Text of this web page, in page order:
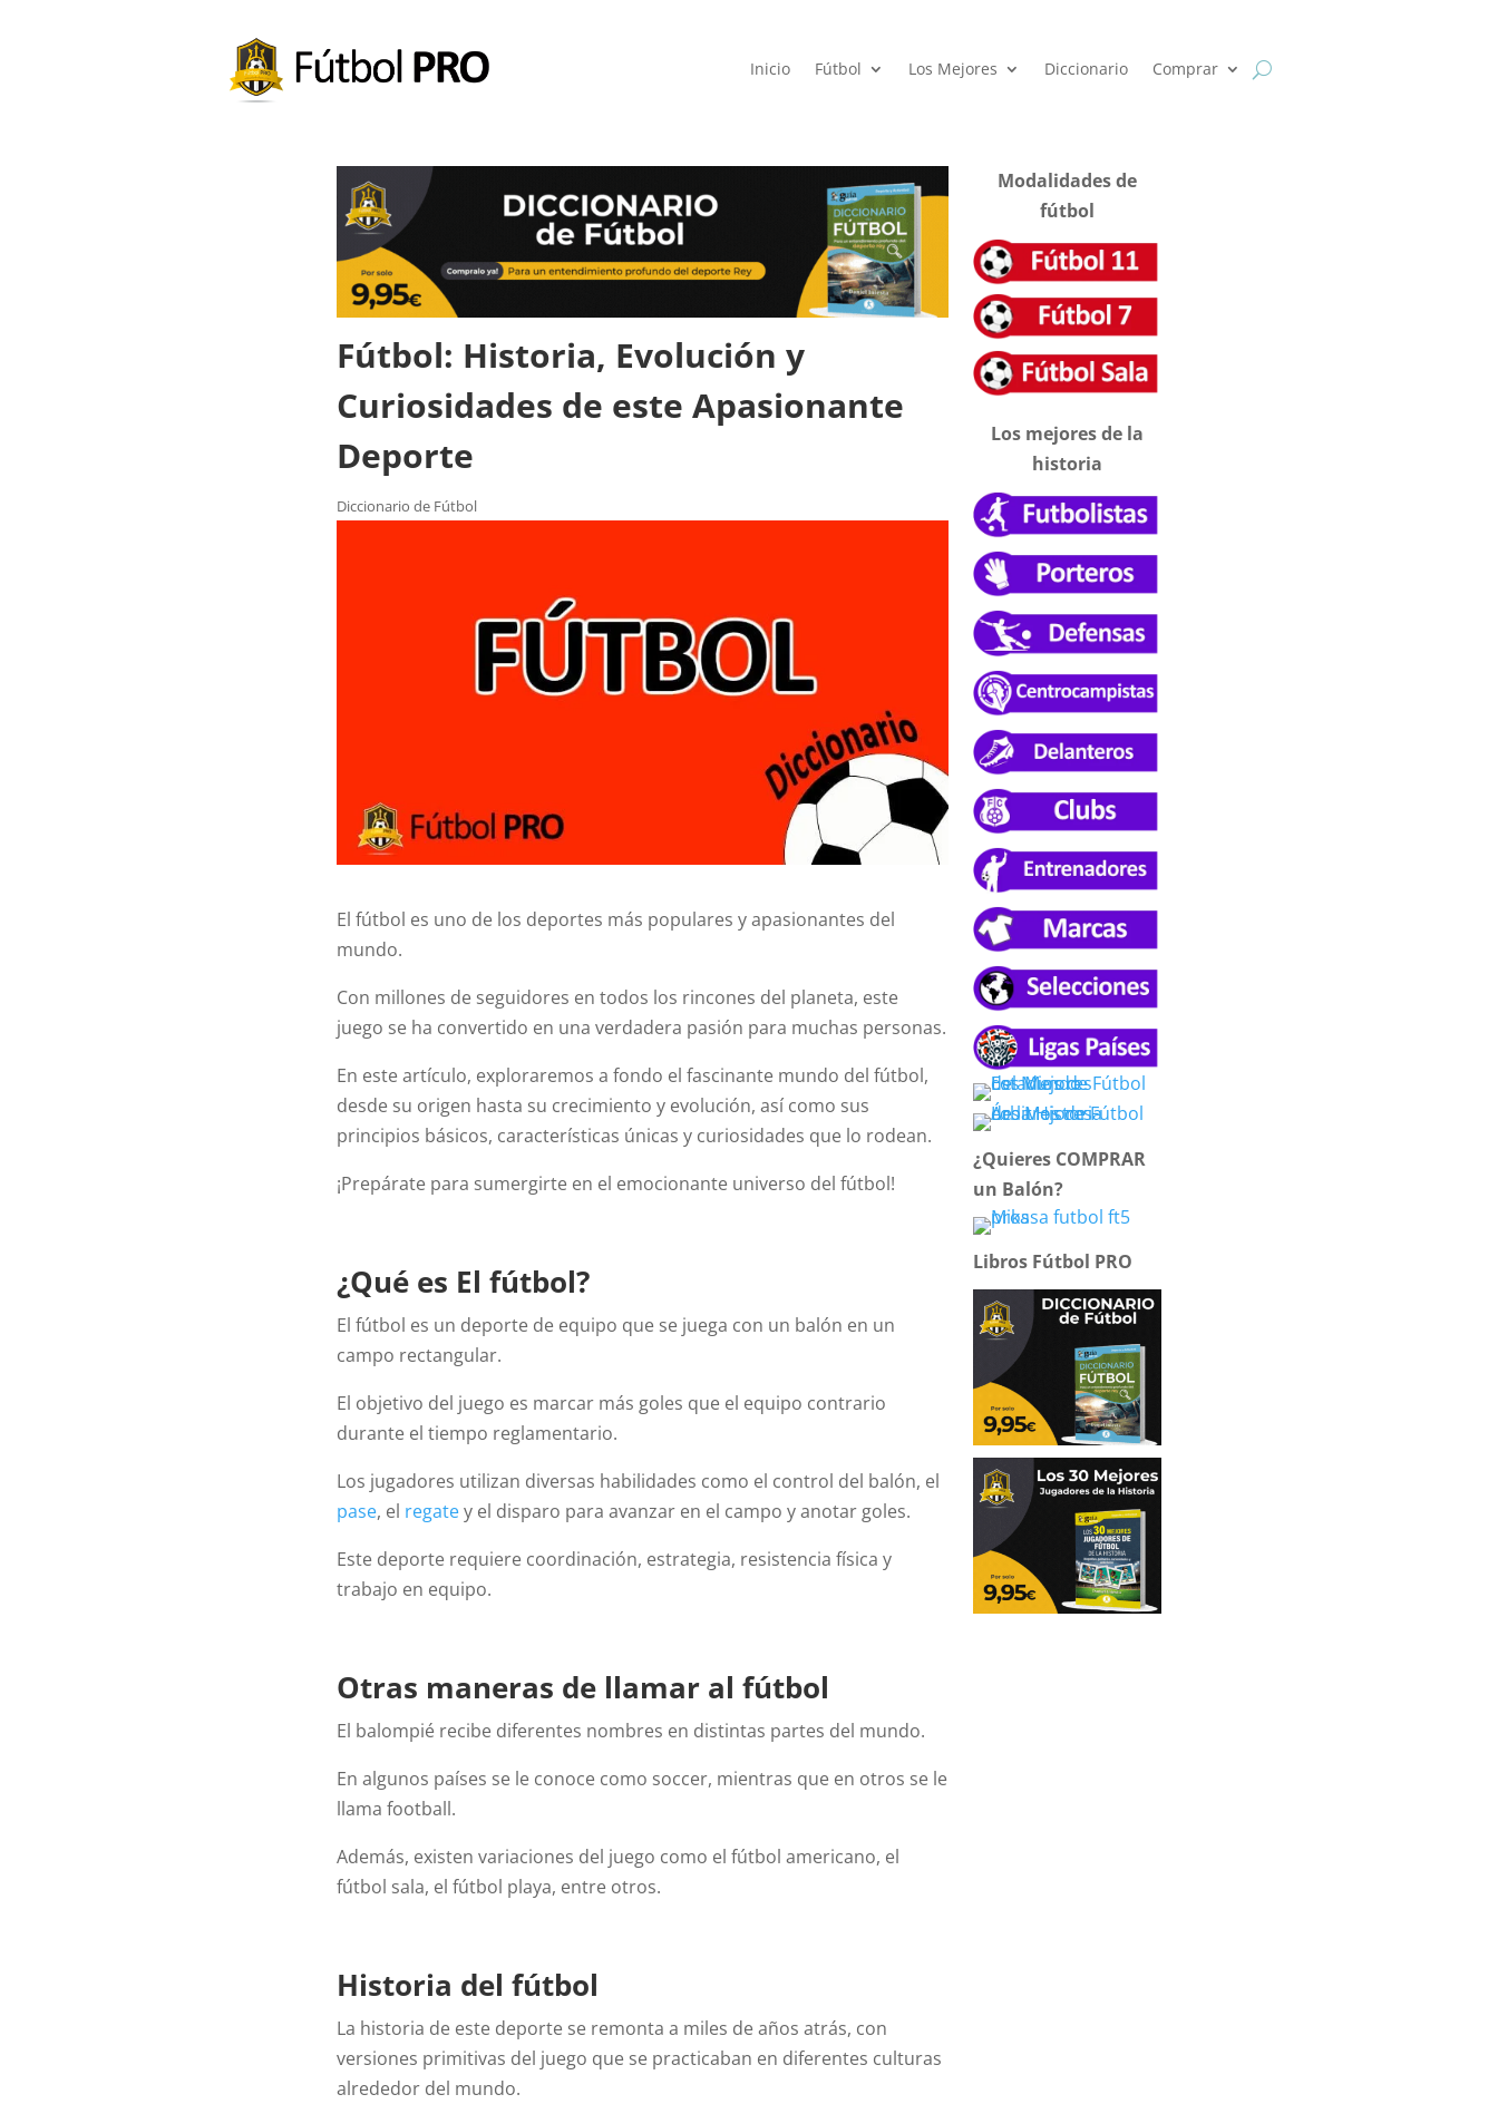
Inicio Fútbol Los Mejores Diccionario Comprar
Fútbol: Historia, Evolución y
Curiosidades de este Apasionante
Deporte
Diccionario de Fútbol
El fútbol es uno de los deportes más populares y apasionantes del
mundo.
Con millones de seguidores en todos los rincones del planeta, este
juego se ha convertido en una verdadera pasión para muchas personas.
En este artículo, exploraremos a fondo el fascinante mundo del fútbol,
desde su origen hasta su crecimiento y evolución, así como sus
principios básicos, características únicas y curiosidades que lo rodean.
¡Prepárate para sumergirte en el emocionante universo del fútbol!
¿Qué es El fútbol?
El fútbol es un deporte de equipo que se juega con un balón en un
campo rectangular.
El objetivo del juego es marcar más goles que el equipo contrario
durante el tiempo reglamentario.
Los jugadores utilizan diversas habilidades como el control del balón, el
pase, el regatey el disparo para avanzar en el campo y anotar goles.
Este deporte requiere coordinación, estrategia, resistencia física y
trabajo en equipo.
Otras maneras de llamar al fútbol
El balompié recibe diferentes nombres en distintas partes del mundo.
En algunos países se le conoce como soccer, mientras que en otros se le
llama football.
Además, existen variaciones del juego como el fútbol americano, el
fútbol sala, el fútbol playa, entre otros.
Historia del fútbol
La historia de este deporte se remonta a miles de años atrás, con
versiones primitivas del juego que se practicaban en diferentes culturas
alrededor del mundo.
Modalidades de
fútbol
Los mejores de la
historia
¿Quieres COMPRAR
un Balón?
Libros Fútbol PRO